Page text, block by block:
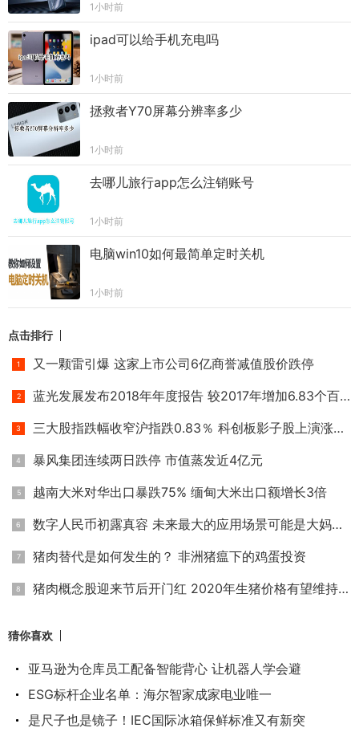
1小时前
ipad可以给手机充电吗
1小时前
拯救者Y70屏幕分辨率多少
1小时前
去哪儿旅行app怎么注销账号
1小时前
电脑win10如何最简单定时关机
1小时前
点击排行
又一颗雷引爆 这家上市公司6亿商誉减值股价跌停
蓝光发展发布2018年年度报告 较2017年增加6.83个百分点
三大股指跌幅收窄沪指跌0.83％ 科创板影子股上演涨停潮
暴风集团连续两日跌停 市值蒸发近4亿元
越南大米对华出口暴跌75% 缅甸大米出口额增长3倍
数字人民币初露真容 未来最大的应用场景可能是大妈买菜
猪肉替代是如何发生的？ 非洲猪瘟下的鸡蛋投资
猪肉概念股迎来节后开门红 2020年生猪价格有望维持高位
猜你喜欢
亚马逊为仓库员工配备智能背心 让机器人学会避
ESG标杆企业名单：海尔智家成家电业唯一
是尺子也是镜子！IEC国际冰箱保鲜标准又有新突